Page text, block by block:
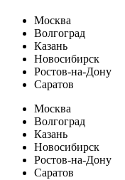
Москва
Волгоград
Казань
Новосибирск
Ростов-на-Дону
Саратов
Москва
Волгоград
Казань
Новосибирск
Ростов-на-Дону
Саратов